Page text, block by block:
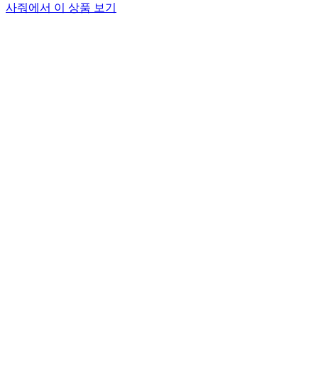
사줘에서 이 상품 보기